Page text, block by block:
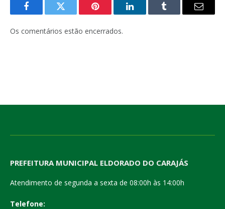
FacebookTwitter Pinterest LinkedInTumblr
E-
Os comentários estão encerrados.
PREFEITURA MUNICIPAL ELDORADO DO CARAJÁS
Atendimento de segunda a sexta de 08:00h às 14:00h
Telefone: